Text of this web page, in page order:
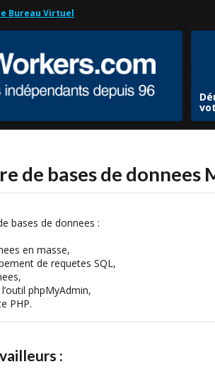
Bureau Virtuel
de bases de donnees
bases de donnees :
en masse,
de requetes SQL,
phpMyAdmin,
PHP.
: